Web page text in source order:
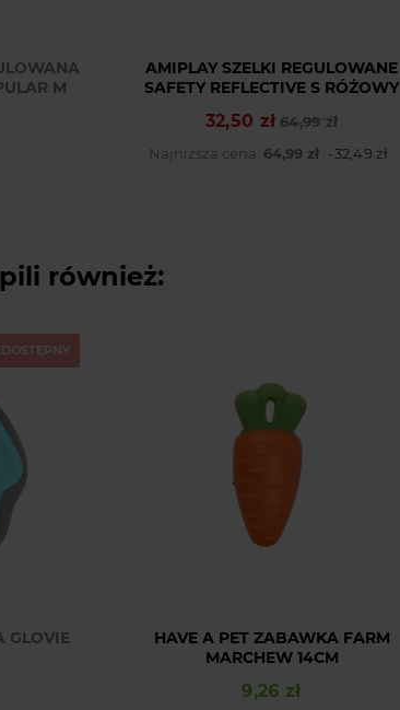
M
AMIPLAY SZELKI REGULOWANE
SAFETY REFLECTIVE S RÓŻOWY
Cena podstawowa
64,99 zł
Cena
32,50 zł
Najniższa cena: 64,99 zł -32,49 zł
również:
GLOVIE
HAVE A PET ZABAWKA FARM
MARCHEW 14CM
Cena
9,26 zł